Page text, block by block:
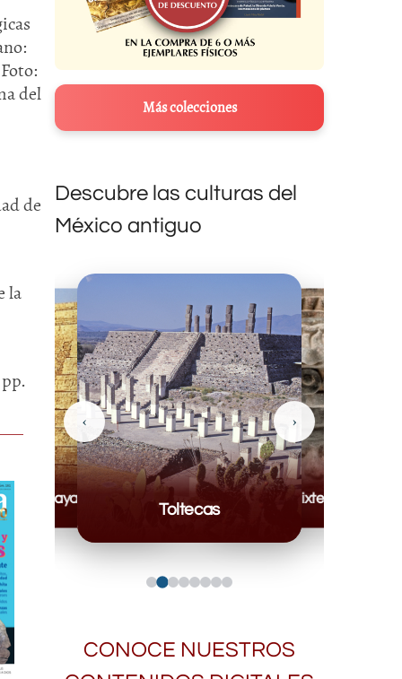
del
de
la
Más colecciones
Descubre las culturas del
México antiguo
Mayas
Toltecas
Mixteca
‹ ›
CONOCE NUESTROS